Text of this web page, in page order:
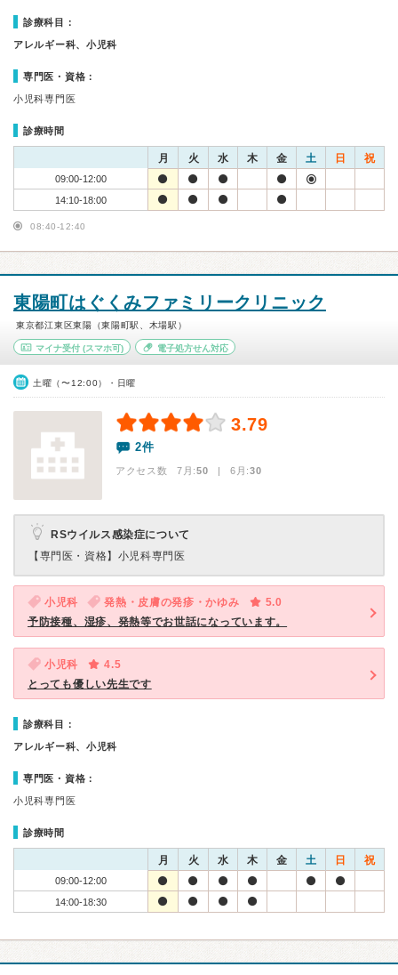
診療科目：
アレルギー科、小児科
専門医・資格：
小児科専門医
診療時間
月 火 水 木 金 土 日 祝
09:00-12:00
14:10-18:00
08:40-12:40
東陽町はぐくみファミリークリニック
東京都江東区東陽（東陽町駅、木場駅）
マイナ受付 (スマホ可) 電子処方せん対応
土曜（〜12:00）・日曜
3.79
2件
アクセス数 7月:50 | 6月:30
RSウイルス感染症について
【専門医・資格】 小児科専門医
小児科 発熱・皮膚の発疹・かゆみ
5.0
予防接種、湿疹、発熱等でお世話になっています。
小児科
4.5
とっても優しい先生です
診療科目：
アレルギー科、小児科
専門医・資格：
小児科専門医
診療時間
月 火 水 木 金 土 日 祝
09:00-12:00
14:00-18:30